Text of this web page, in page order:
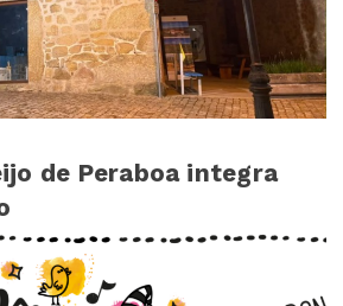
de Peraboa integra